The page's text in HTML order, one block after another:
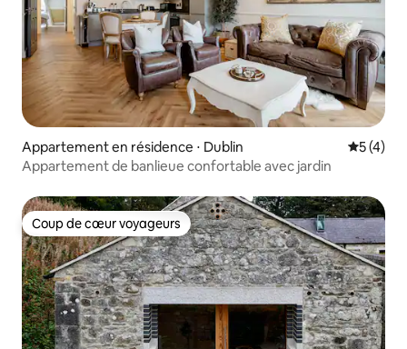
Appartement en résidence ⋅ Dublin
5 (4)
Appartement de banlieue confortable avec jardin
Coup de cœur voyageurs
Coup de cœur voyageurs